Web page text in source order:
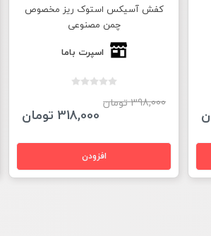
کفش آسیکس استوک ریز مخصوص
چمن مصنوعی
اسپرت باما
398,000 تومان
318,000 تومان